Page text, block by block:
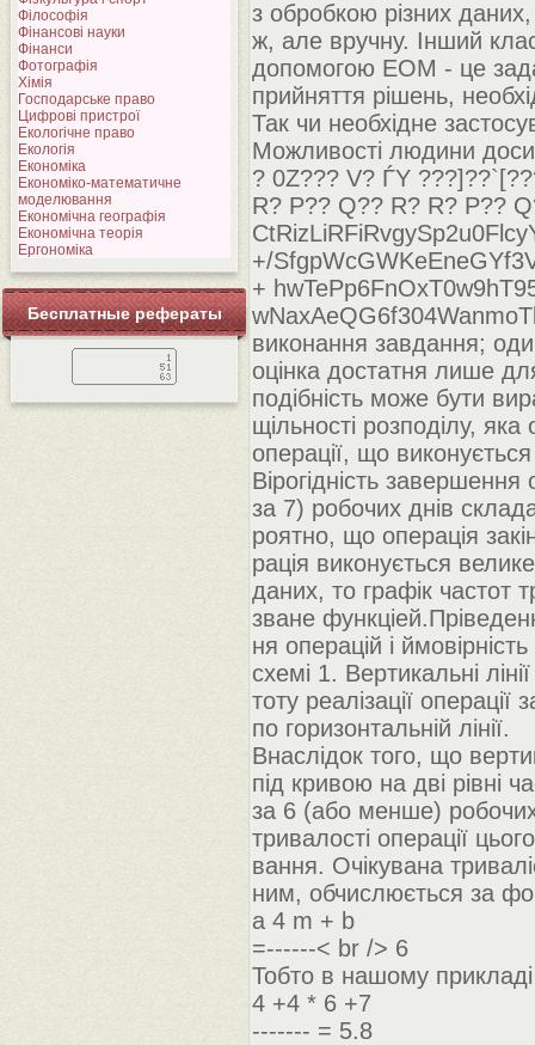
Філософія
Фінансові науки
Фінанси
Фотографія
Хімія
Господарське право
Цифрові пристрої
Екологічне право
Екологія
Економіка
Економіко-математичне
моделювання
Економічна географія
Економічна теорія
Ергономіка
Бесплатные рефераты
з обробкою різних
ж, але вручну. Інший
допомогою ЕОМ - це
прийняття рішень,
Так чи необхідне
Можливості людини
? 0Z??? V? ЃY
R? P?? Q?? R? R? P??
+/
+
виконання завдання;
оцінка достатня лише
подібність може бути
щільності розподілу, яка
операції, що
Вірогідність
за 7) робочих днів
роятно, що операція
рація виконується
даних, то графік частот
зване
ня операцій і
схемі 1. Вертикальні
тоту реалізації
по горизонтальній лінії.
Внаслідок того, що
під кривою на дві рівні
за 6 (або менше)
тривалості операції
вання. Очікувана
ним, обчислюється за
а 4 m + b
=------< br /> 6
Тобто в нашому
4 +4 * 6 +7
------- = 5.8